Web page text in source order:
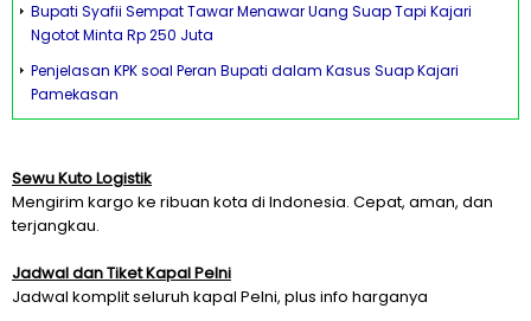
Bupati Syafii Sempat Tawar Menawar Uang Suap Tapi Kajari
Ngotot Minta Rp 250 Juta
Penjelasan KPK soal Peran Bupati dalam Kasus Suap Kajari
Pamekasan
Sewu Kuto Logistik
Mengirim kargo ke ribuan kota di Indonesia. Cepat, aman, dan
terjangkau.
Jadwal dan Tiket Kapal Pelni
Jadwal komplit seluruh kapal Pelni, plus info harganya